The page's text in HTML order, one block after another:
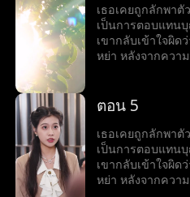
เธอเคยถูกลักพาตั
เป็นการตอบแทน
เขากลับเข้าใจผิ
หย่า หลังจากความ
ตอน 5
เธอเคยถูกลักพาตั
เป็นการตอบแทน
เขากลับเข้าใจผิ
หย่า หลังจากความ